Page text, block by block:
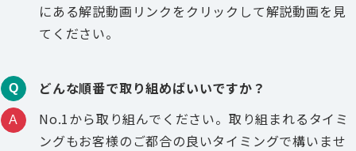
にある解説動画リンクをクリックして解説動画を見
てください。
Q どんな順番で取り組めばいいですか？
A
No.1から取り組んでください。取り組まれるタイミ
ングもお客様のご都合の良いタイミングで構いませ